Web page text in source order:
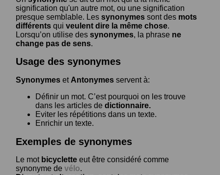
signification qu'un autre mot, ou une signification
presque semblable. Les synonymes sont des mots
différents qui veulent dire la même chose.
Lorsqu’on utilise des synonymes, la phrase ne
change pas de sens.
Usage des synonymes
Synonymes et Antonymes servent à:
Définir un mot. C’est pourquoi on les trouve
dans les articles de dictionnaire.
Eviter les répétitions dans un texte.
Enrichir un texte.
Exemples de synonymes
Le mot bicyclette eut être considéré comme
synonyme de vélo.